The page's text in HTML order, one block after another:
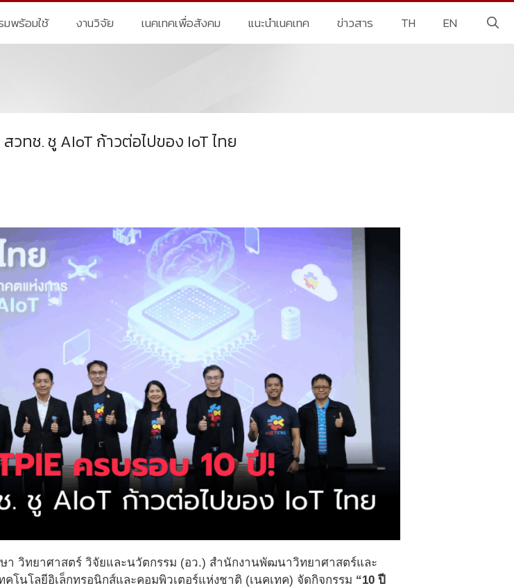
พร้อมใช้ งานวิจัย เนคเทคเพื่อสังคม แนะนำเนคเทค ข่าวสาร TH EN
วทช. ชู AIoT ก้าวต่อไปของ IoT ไทย
ษา วิทยาศาสตร์ วิจัยและนวัตกรรม (อว.) สำนักงานพัฒนาวิทยาศาสตร์และ
โนโลยีอิเล็กทรอนิกส์และคอมพิวเตอร์แห่งชาติ (เนคเทค) จัดกิจกรรม “10 ปี